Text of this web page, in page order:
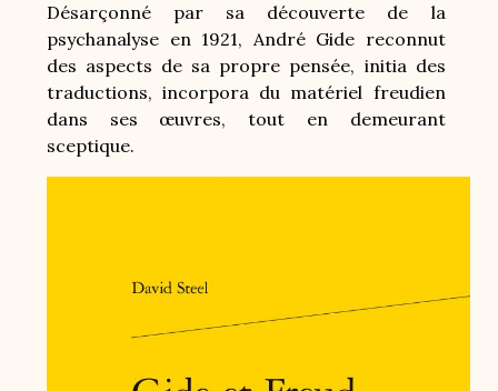
Désarçonné par sa découverte de la
psychanalyse en 1921, André Gide reconnut
des aspects de sa propre pensée, initia des
traductions, incorpora du matériel freudien
dans ses œuvres, tout en demeurant
sceptique.